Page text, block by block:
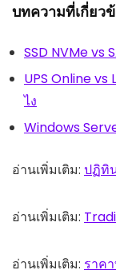
บทความที่เกี่ยว
SSD NVMe vs
UPS Online
ไง
Windows
อ่านเพิ่มเติม: ปฏิทิ
อ่านเพิ่มเติม:
อ่านเพิ่มเติม: ราค